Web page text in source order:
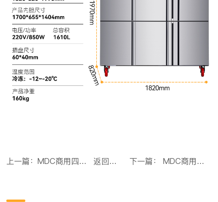
上一篇：MDC商用四六门冰柜风冷无霜冷藏插盘款6门冰柜 返回目录 下一篇： MDC商用高原蒸柜电热款6盘单门蒸饭柜8KW